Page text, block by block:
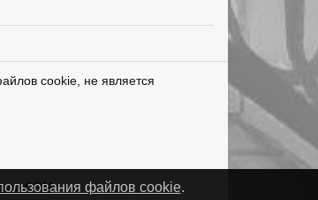
cookie, не является
и CRM файлов cookie.